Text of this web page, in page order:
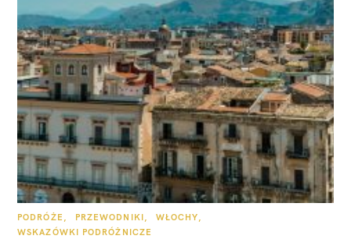
K
T
PODRÓŻE PRZEWODNIKI
WŁOCHY
WSKAZÓWKI PODRÓŻNICZE